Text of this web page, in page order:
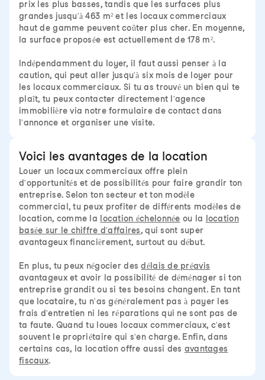
prix les plus basses, tandis que les surfaces plus
grandes jusqu'à 463 m² et les locaux commerciaux
haut de gamme peuvent coûter plus cher. En moyenne,
la surface proposée est actuellement de 178 m².
Indépendamment du loyer, il faut aussi penser à la
caution, qui peut aller jusqu'à six mois de loyer pour
les locaux commerciaux. Si tu as trouvé un bien qui te
plaît, tu peux contacter directement l'agence
immobilière via notre formulaire de contact dans
l'annonce et organiser une visite.
Voici les avantages de la location
Louer un locaux commerciaux offre plein
d'opportunités et de possibilités pour faire grandir ton
entreprise. Selon ton secteur et ton modèle
commercial, tu peux profiter de différents modèles de
location, comme la
location échelonnée ou la
location
basée sur le chiffre d'affaires, qui sont super
avantageux financièrement, surtout au début.
En plus, tu peux négocier desdélais de préavis
avantageux et avoir la possibilité de déménager si ton
entreprise grandit ou si tes besoins changent. En tant
que locataire, tu n'as généralement pas à payer les
frais d'entretien ni les réparations qui ne sont pas de
ta faute. Quand tu loues locaux commerciaux, c'est
souvent le propriétaire qui s'en charge. Enfin, dans
certains cas, la location offre aussi des avantages
fiscaux.